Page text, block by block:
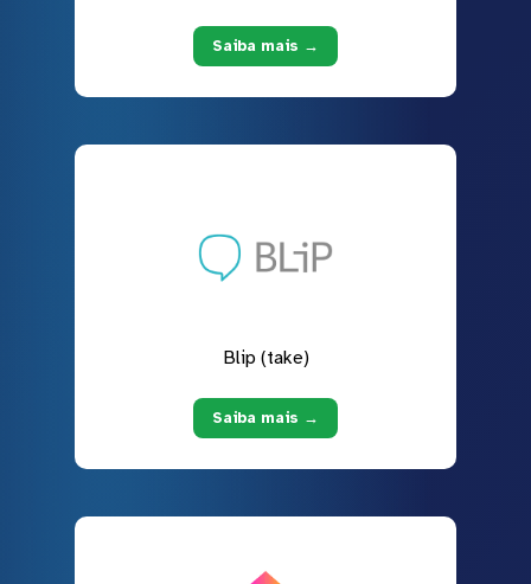
Saiba mais →
Blip (take)
Saiba mais →